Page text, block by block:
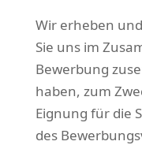
Wir erheben
Sie uns im
Bewerbung
haben, zum
Eignung für die
des